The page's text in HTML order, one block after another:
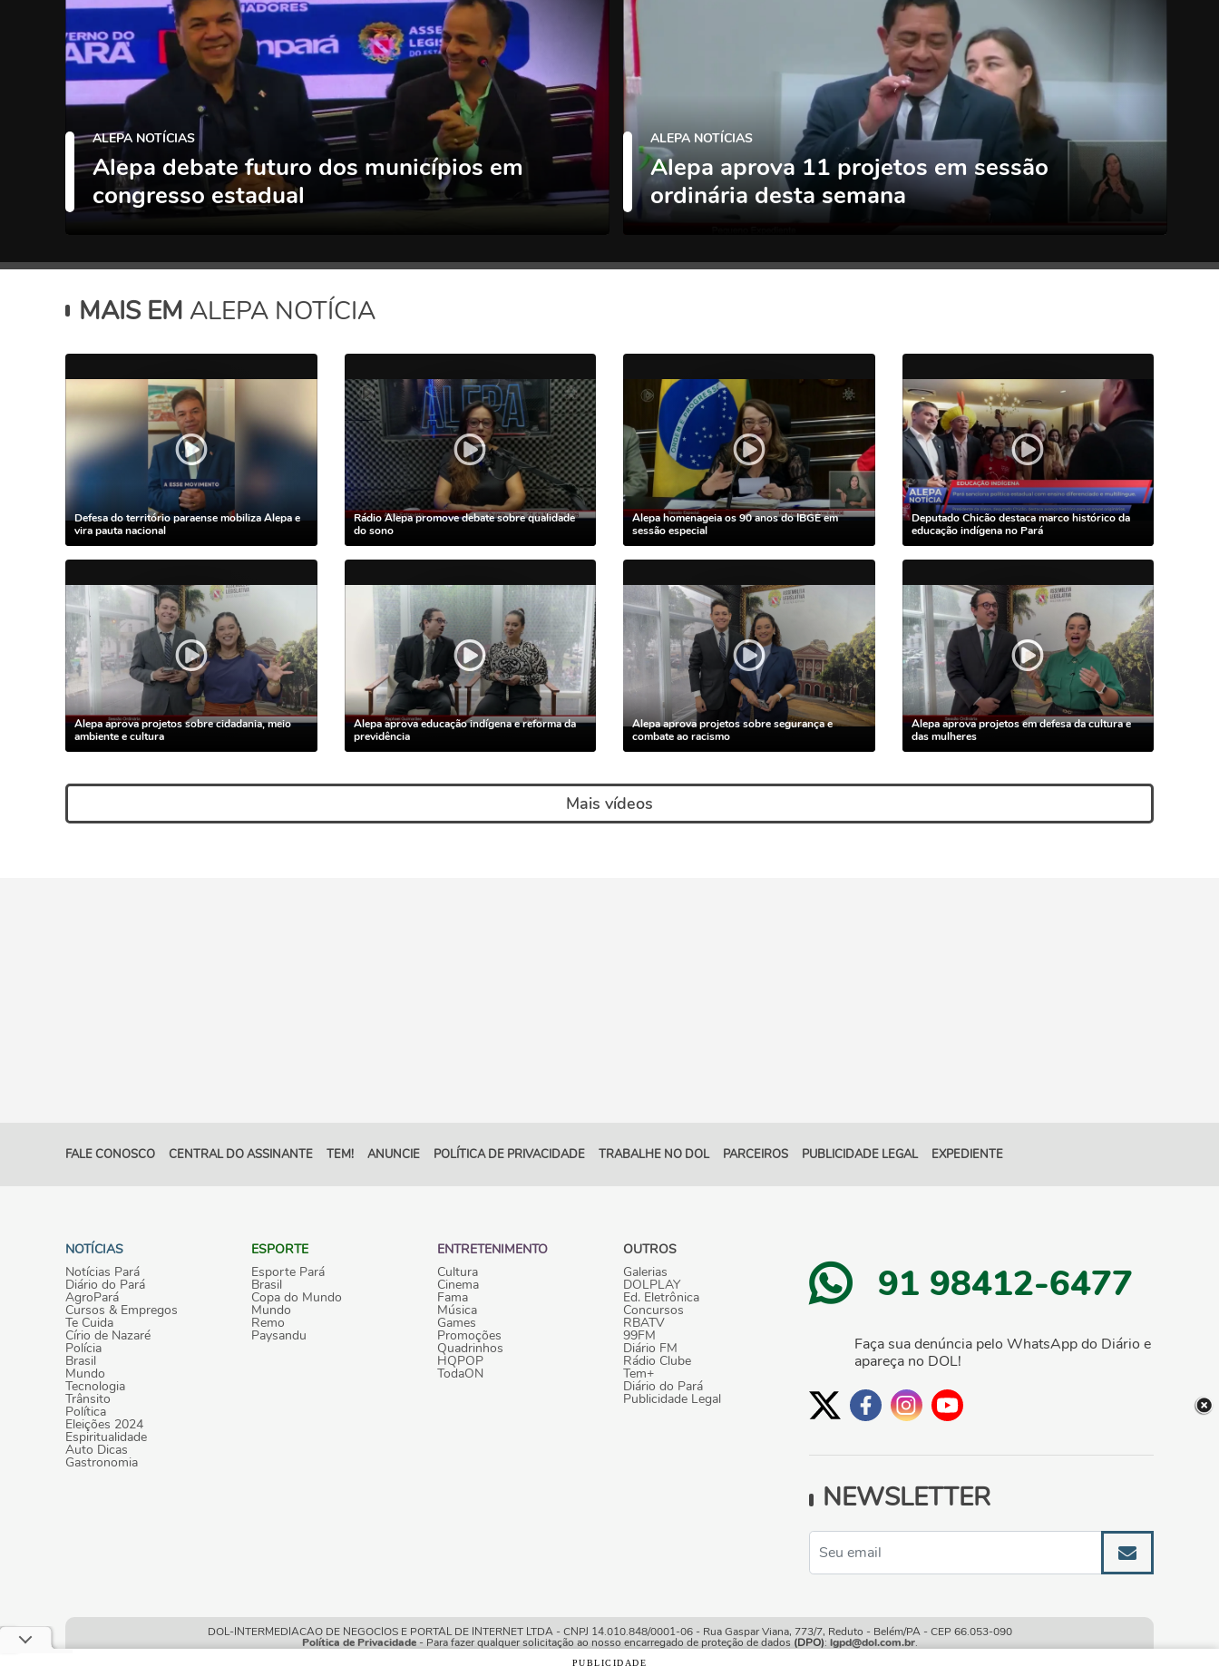
ALEPA NOTÍCIAS
Alepa debate futuro dos municípios em
congresso estadual
ALEPA NOTÍCIAS
Alepa aprova 11 projetos em sessão
ordinária desta semana
MAIS EM ALEPA NOTÍCIA
Defesa do território paraense mobiliza Alepa e
vira pauta nacional
Rádio Alepa promove debate sobre qualidade
do sono
Alepa homenageia os 90 anos do IBGE em
sessão especial
Deputado Chicão destaca marco histórico da
educação indígena no Pará
Alepa aprova projetos sobre cidadania, meio
ambiente e cultura
Alepa aprova educação indígena e reforma da
previdência
Alepa aprova projetos sobre segurança e
combate ao racismo
Alepa aprova projetos em defesa da cultura e
das mulheres
Mais vídeos
FALE CONOSCO CENTRAL DO ASSINANTE TEM! ANUNCIE POLÍTICA DE PRIVACIDADE TRABALHE NO DOL PARCEIROS PUBLICIDADE LEGAL EXPEDIENTE
NOTÍCIAS
Notícias Pará
Diário do Pará
AgroPará
Cursos & Empregos
Te Cuida
Círio de Nazaré
Polícia
Brasil
Mundo
Tecnologia
Trânsito
Política
Eleições 2024
Espiritualidade
Auto Dicas
Gastronomia
ESPORTE
Esporte Pará
Brasil
Copa do Mundo
Mundo
Remo
Paysandu
ENTRETENIMENTO
Cultura
Cinema
Fama
Música
Games
Promoções
Quadrinhos
HQPOP
TodaON
OUTROS
Galerias
DOLPLAY
Ed. Eletrônica
Concursos
RBATV
99FM
Diário FM
Rádio Clube
Tem+
Diário do Pará
Publicidade Legal
91 98412-6477
Faça sua denúncia pelo WhatsApp do Diário e
apareça no DOL!
NEWSLETTER
DOL-INTERMEDIACAO DE NEGOCIOS E PORTAL DE INTERNET LTDA - CNPJ 14.010.848/0001-06 - Rua Gaspar Viana, 773/7, Reduto - Belém/PA - CEP 66.053-090
Política de Privacidade- Para fazer qualquer solicitação ao nosso encarregado de proteção de dados (DPO): lgpd@dol.com.br.
PUBLICIDADE